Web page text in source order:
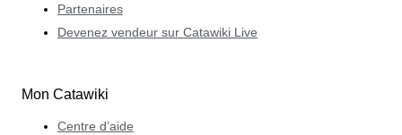
Partenaires
Devenez vendeur sur Catawiki Live
Mon Catawiki
Centre d’aide